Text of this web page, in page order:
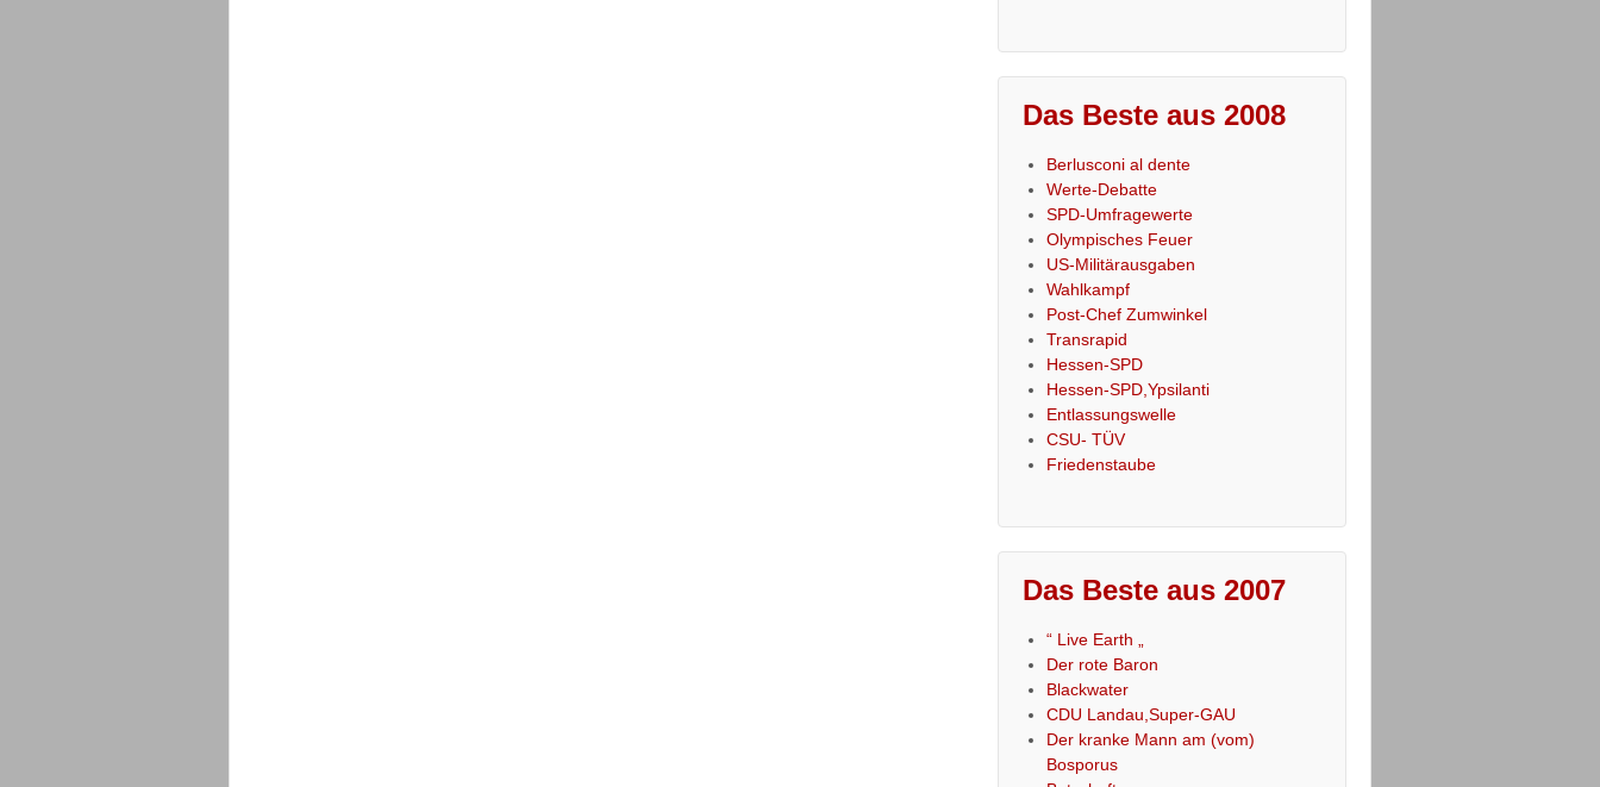
Das Beste aus 2008
Berlusconi al dente
Werte-Debatte
SPD-Umfragewerte
Olympisches Feuer
US-Militärausgaben
Wahlkampf
Post-Chef Zumwinkel
Transrapid
Hessen-SPD
Hessen-SPD,Ypsilanti
Entlassungswelle
CSU- TÜV
Friedenstaube
Das Beste aus 2007
“ Live Earth „
Der rote Baron
Blackwater
CDU Landau,Super-GAU
Der kranke Mann am (vom)
Bosporus